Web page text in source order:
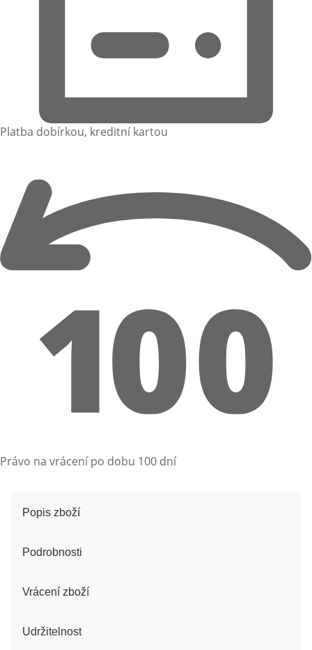
Platba dobírkou, kreditní kartou
Právo na vrácení po dobu 100 dní
Popis zboží
Podrobnosti
Vrácení zboží
Udržitelnost